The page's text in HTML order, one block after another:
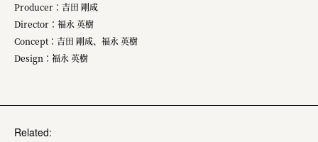
Producer：吉田 剛成
Director：福永 英樹
Concept：吉田 剛成、福永 英樹
Design：福永 英樹
Related: